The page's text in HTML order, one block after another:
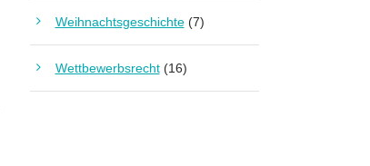
Weihnachtsgeschichte(7)
Wettbewerbsrecht(16)